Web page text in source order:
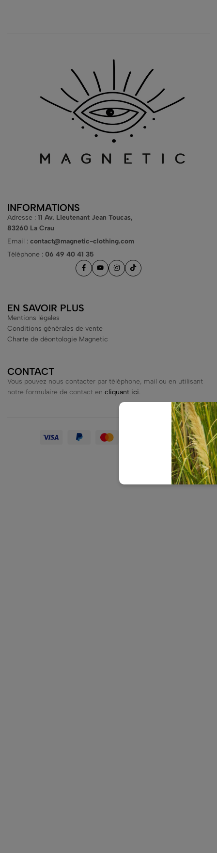
INFORMATIONS
Adresse : 11 Av. Lieutenant Jean Toucas,
83260 La Crau
Email : contact@magnetic-clothing.com
Téléphone : 06 49 40 41 35
EN SAVOIR PLUS
Mentions légales
Conditions générales de vente
Charte de déontologie Magnetic
CONTACT
Vous pouvez nous contacter par téléphone, mail ou en utilisant
notre formulaire de contact en cliquant ici.